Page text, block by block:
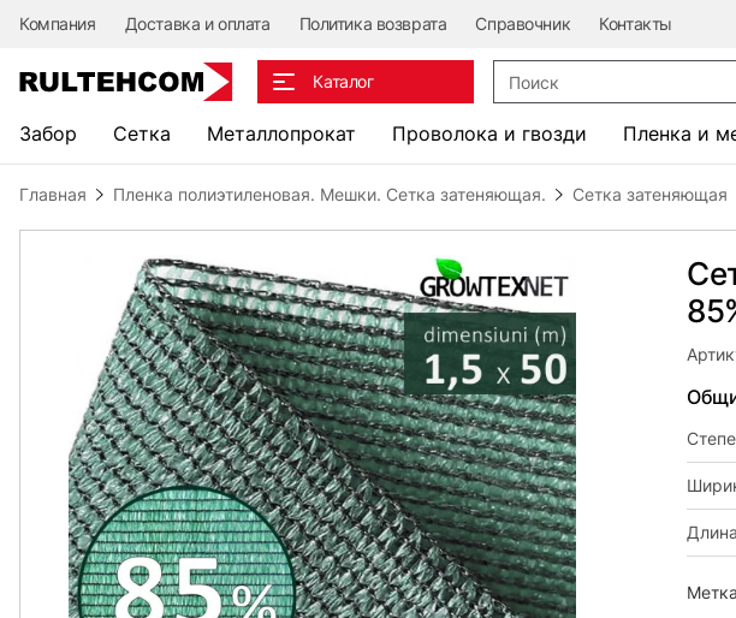
Компания Доставка и оплата Политика возврата Справочник Контакты
Каталог
Забор Сетка Металлопрокат Проволока и гвозди Пленка и
Главная Пленка полиэтиленовая. Мешки. Сетка затеняющая. Сетка затеняющая